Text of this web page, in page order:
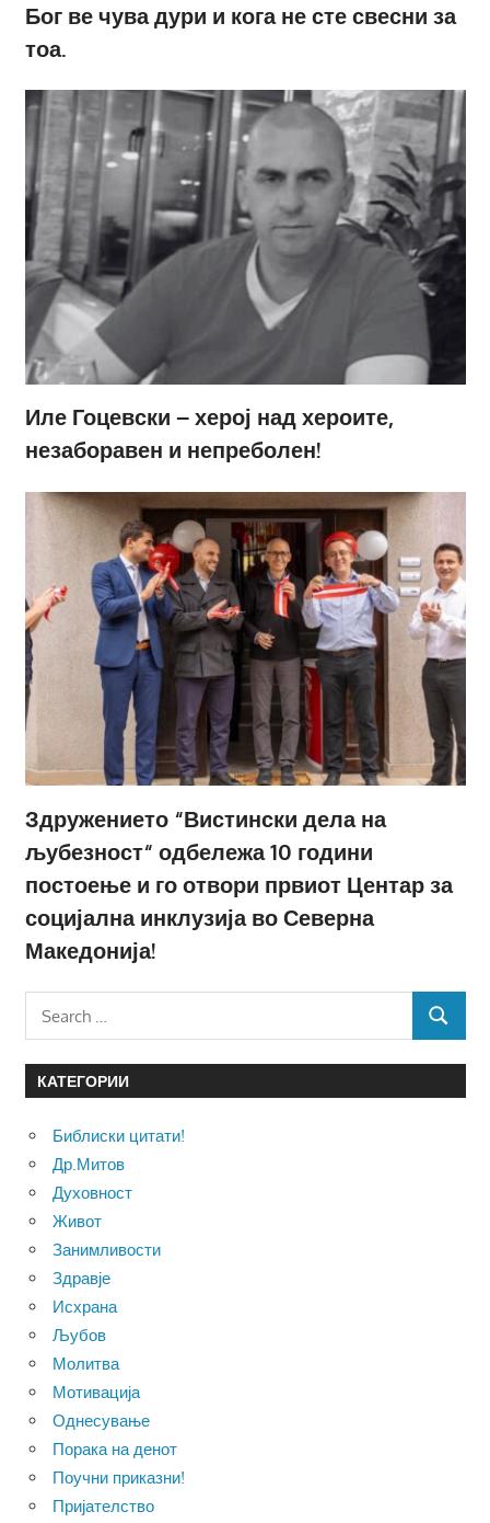
Бог ве чува дури и кога не сте свесни за
тоа.
Иле Гоцевски – херој над хероите,
незаборавен и непреболен!
Здружението “Вистински дела на
љубезност“ одбележа 10 години
постоење и го отвори првиот Центар за
социјална инклузија во Северна
Македонија!
SEARCH
КАТЕГОРИИ
Библиски цитати!
Др.Митов
Духовност
Живот
Занимливости
Здравје
Исхрана
Љубов
Молитва
Мотивација
Однесување
Порака на денот
Поучни приказни!
Пријателство